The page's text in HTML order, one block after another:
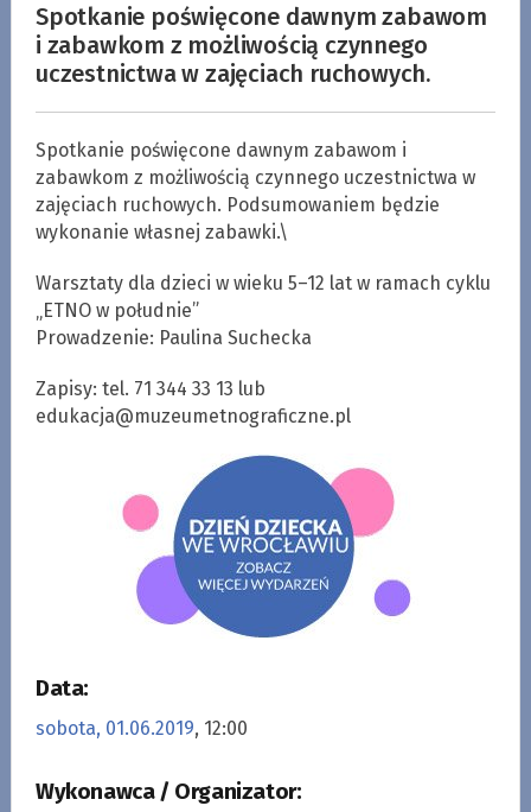
Spotkanie poświęcone dawnym zabawom
i zabawkom z możliwością czynnego
uczestnictwa w zajęciach ruchowych.
Spotkanie poświęcone dawnym zabawom i
zabawkom z możliwością czynnego uczestnictwa w
zajęciach ruchowych. Podsumowaniem będzie
wykonanie własnej zabawki.\
Warsztaty dla dzieci w wieku 5–12 lat w ramach cyklu
„ETNO w południe”
Prowadzenie: Paulina Suchecka
Zapisy: tel. 71 344 33 13 lub
edukacja@muzeumetnograficzne.pl
Data:
sobota, 01.06.2019, 12:00
Wykonawca / Organizator: